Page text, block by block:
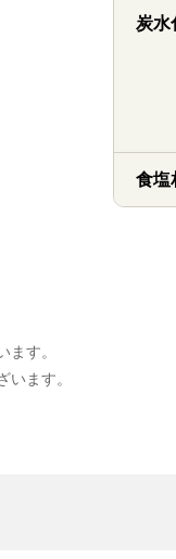
炭水
食塩
す。
ます。